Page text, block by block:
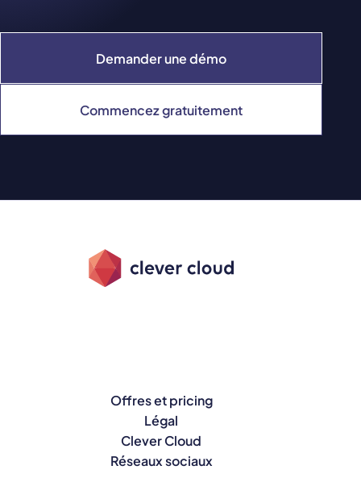
Demander une démo
Commencez gratuitement
Offres et pricing
Légal
Clever Cloud
Réseaux sociaux